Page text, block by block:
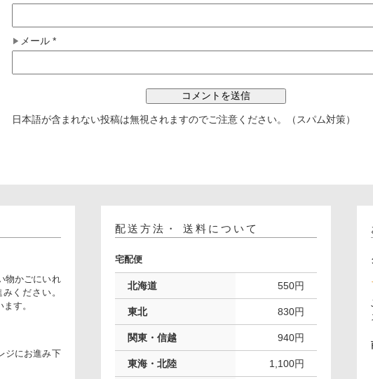
メール *
日本語が含まれない投稿は無視されますのでご注意ください。（スパム対策）
物かごにいれ
ください。
す。
ジにお進み下
配送方法・ 送料について
宅配便
北海道 550円
東北 830円
関東・信越 940円
東海・北陸 1,100円